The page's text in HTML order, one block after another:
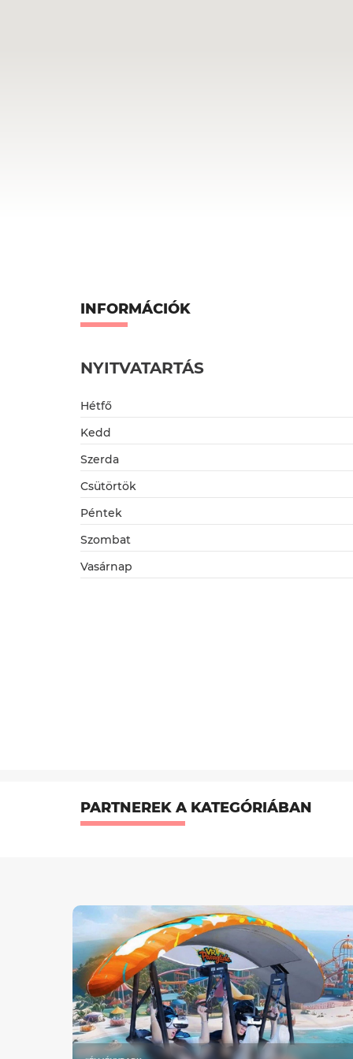
INFORMÁCIÓK
NYITVATARTÁS
Hétfő
Kedd
Szerda
Csütörtök
Péntek
Szombat
Vasárnap
PARTNEREK A KATEGÓRIÁBAN